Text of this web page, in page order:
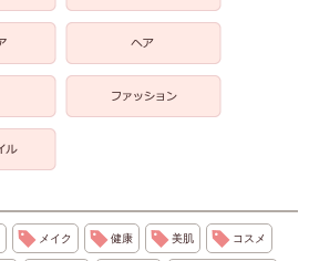
メイク 健康 美肌 コスメ